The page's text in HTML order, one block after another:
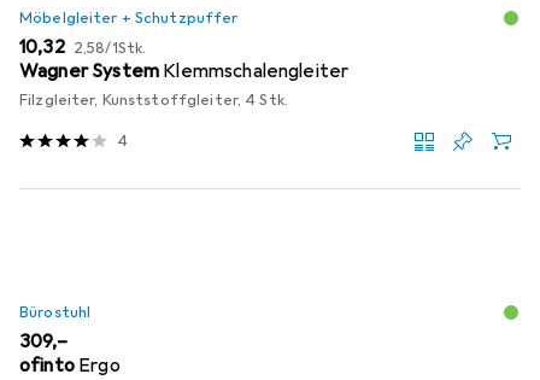
Möbelgleiter + Schutzpuffer
EUR
10,32 EUR
2,58/1Stk.
Wagner System Klemmschalengleiter
Filzgleiter, Kunststoffgleiter, 4 Stk.
4
Bürostuhl
EUR
309,–
ofinto Ergo